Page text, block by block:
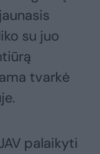
su juo
tvarkė
palaikyti